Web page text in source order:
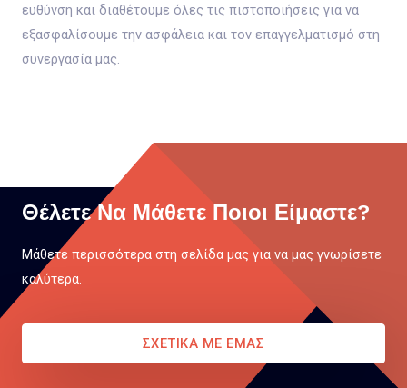
ευθύνση και διαθέτουμε όλες τις πιστοποιήσεις για να
εξασφαλίσουμε την ασφάλεια και τον επαγγελματισμό στη
συνεργασία μας.
Θέλετε Να Μάθετε Ποιοι Είμαστε?
Μάθετε περισσότερα στη σελίδα μας για να μας γνωρίσετε
καλύτερα.
ΣΧΕΤΙΚΑ ΜΕ ΕΜΑΣ